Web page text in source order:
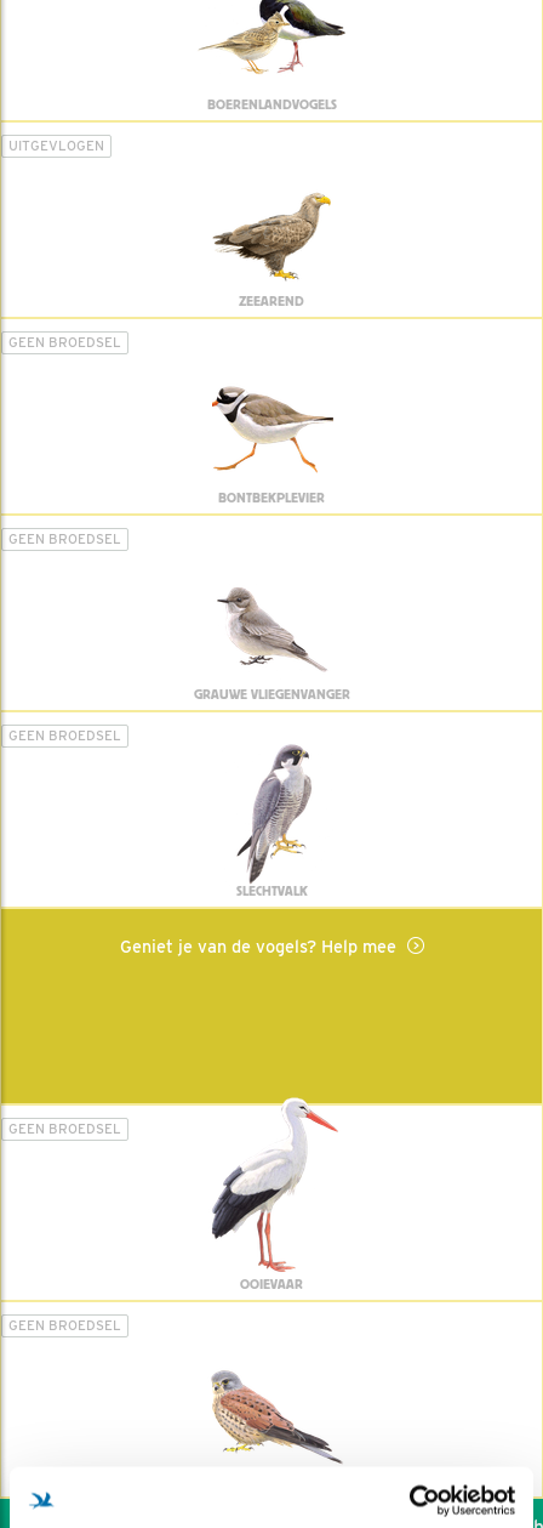
BOERENLANDVOGELS
UITGEVLOGEN
ZEEAREND
GEEN BROEDSEL
BONTBEKPLEVIER
GEEN BROEDSEL
GRAUWE VLIEGENVANGER
GEEN BROEDSEL
SLECHTVALK
Geniet je van de vogels? Help mee
GEEN BROEDSEL
OOIEVAAR
GEEN BROEDSEL